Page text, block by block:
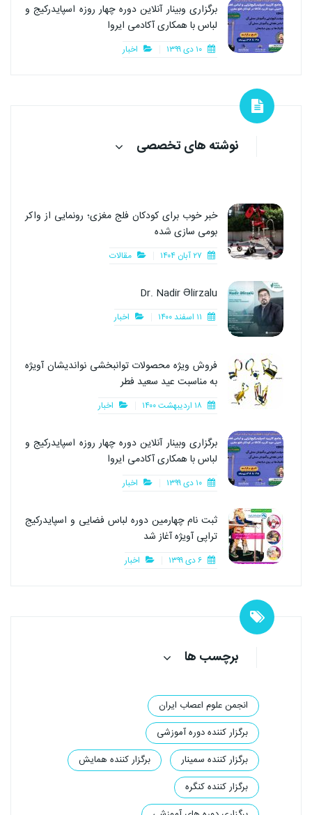
برگزاری وبینار آنلاین دوره چهار روزه اسپایدرکیج و
لباس با همکاری آکادمی ایروا
اخبار
نوشته های تخصصی
خبر خوب برای کودکان فلج مغزی؛ رونمایی از واکر
بومی سازی شده
مقالات
Dr. Nadir Əlirzalu
اخبار
فروش ویژه محصولات توانبخشی نواندیشان آویژه
به مناسبت عید سعید فطر
اخبار
برگزاری وبینار آنلاین دوره چهار روزه اسپایدرکیج و
لباس با همکاری آکادمی ایروا
اخبار
ثبت نام چهارمین دوره لباس فضایی و اسپایدرکیج
تراپی آویژه آغاز شد
اخبار
برچسب ها
انجمن علوم اعصاب ایران
برگزار کننده دوره آموزشی
برگزار کننده سمینار
برگزار کننده همایش
برگزار کننده کنگره